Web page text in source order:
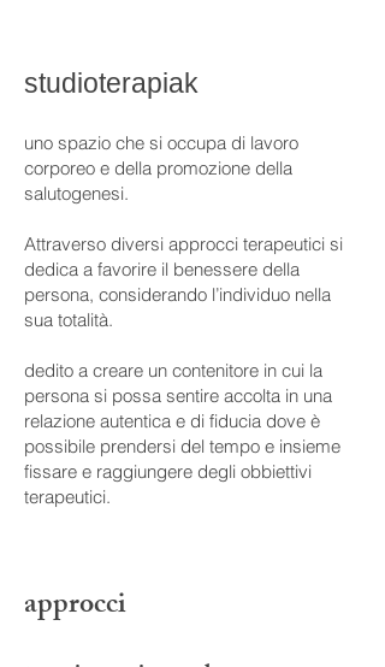
studioterapiak
uno spazio che si occupa di lavoro
corporeo e della promozione della
salutogenesi.
Attraverso diversi approcci terapeutici si
dedica a favorire il benessere della
persona, considerando l’individuo nella
sua totalità.
dedito a creare un contenitore in cui la
persona si possa sentire accolta in una
relazione autentica e di fiducia dove è
possibile prendersi del tempo e insieme
fissare e raggiungere degli obbiettivi
terapeutici.
approcci